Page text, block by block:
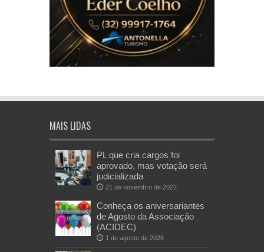
MAIS LIDAS
PL que cria cargos foi
aprovado, mas votação será
judicializada
21 de novembro de 2022
Conheça os aniversariantes
de Agosto da Associação
(ACIDEC)
1 de agosto de 2026